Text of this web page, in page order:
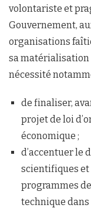
volontariste et
Gouvernement,
organisations
sa matérialisation
nécessité
de finaliser,
projet de loi
économique ;
d’accentuer le
scientifiques
programmes
technique dans